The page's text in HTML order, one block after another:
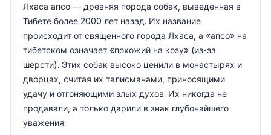
Лхаса апсо — древняя порода собак, выведенная в
Тибете более 2000 лет назад. Их название
происходит от священного города Лхаса, а «апсо» на
тибетском означает «похожий на козу» (из-за
шерсти). Этих собак высоко ценили в монастырях и
дворцах, считая их талисманами, приносящими
удачу и отгоняющими злых духов. Их никогда не
продавали, а только дарили в знак глубочайшего
уважения.